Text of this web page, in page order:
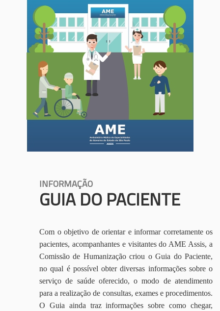
INFORMAÇÃO
GUIA DO PACIENTE
Com o objetivo de orientar e informar corretamente os
pacientes, acompanhantes e visitantes do AME Assis, a
Comissão de Humanização criou o Guia do Paciente,
no qual é possível obter diversas informações sobre o
serviço de saúde oferecido, o modo de atendimento
para a realização de consultas, exames e procedimentos.
O Guia ainda traz informações sobre como chegar,